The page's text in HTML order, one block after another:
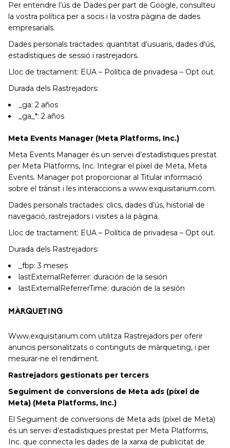
Per entendre l’ús de Dades per part de Google, consulteu
la vostra política per a socis i la vostra pàgina de dades
empresarials.
Dades personals tractades: quantitat d’usuaris, dades d’ús,
estadístiques de sessió i rastrejadors.
Lloc de tractament: EUA – Política de privadesa – Opt out.
Durada dels Rastrejadors:
_ga: 2 años
_ga_*: 2 años
Meta Events Manager (Meta Platforms, Inc.)
Meta Events Manager és un servei d’estadístiques prestat
per Meta Platforms, Inc. Integrar el píxel de Meta, Meta
Events. Manager pot proporcionar al Titular informació
sobre el trànsit i les interaccions a www.exquisitarium.com.
Dades personals tractades: clics, dades d’ús, historial de
navegació, rastrejadors i visites a la pàgina.
Lloc de tractament: EUA – Política de privadesa – Opt out.
Durada dels Rastrejadors:
_fbp: 3 meses
lastExternalReferrer: duración de la sesión
lastExternalReferrerTime: duración de la sesión
MÀRQUETING
Www.exquisitarium.com utilitza Rastrejadors per oferir
anuncis personalitzats o continguts de màrqueting, i per
mesurar-ne el rendiment.
Rastrejadors gestionats per tercers
Seguiment de conversions de Meta ads (píxel de
Meta) (Meta Platforms, Inc.)
El Seguiment de conversions de Meta ads (píxel de Meta)
és un servei d’estadístiques prestat per Meta Platforms,
Inc. que connecta les dades de la xarxa de publicitat de